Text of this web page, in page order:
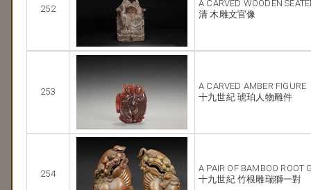
252
A CARVED WOODEN
清 木雕文官像
253
A CARVED AMBER FIGURE
十九世紀 琥珀人物雕件
254
A PAIR OF BAMBOO ROOT
十九世紀 竹根雕瑞獅一對